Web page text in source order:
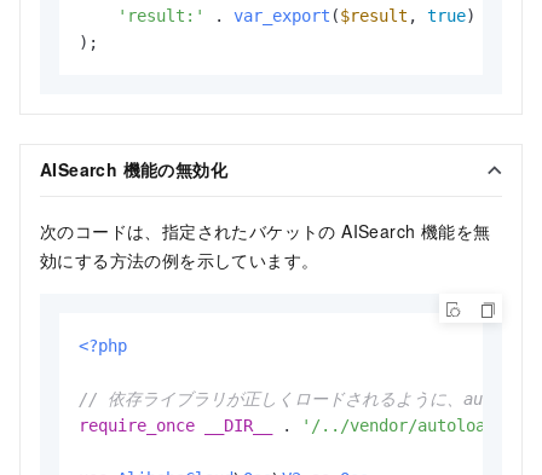
'result:'
. var_export ($result , true)
);
AISearch 機能の無効化
次のコードは、指定されたバケットの AISearch 機能を無
効にする方法の例を示しています。
<?php
// 依存ライブラリが正しくロードされるように、
require_once
__DIR__ . '/../vendor/autoload.php'